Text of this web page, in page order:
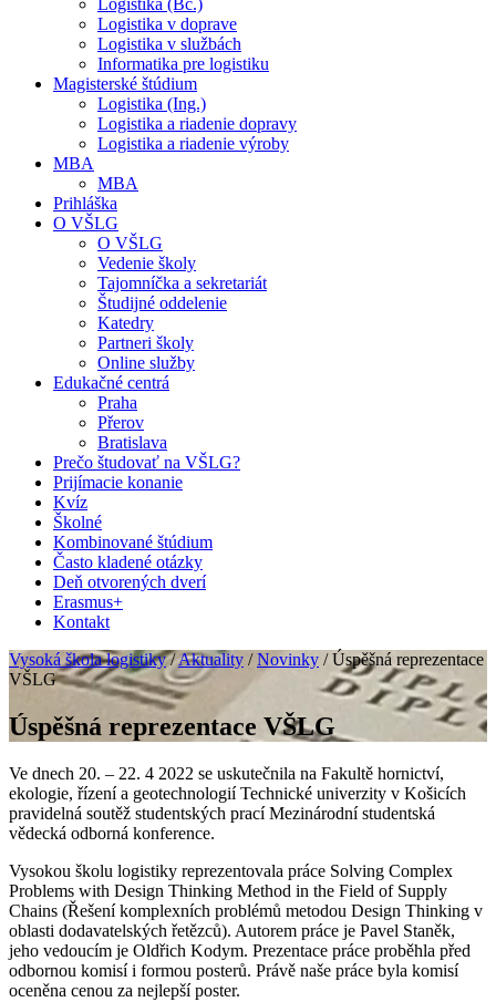
Logistika (Bc.)
Logistika v doprave
Logistika v službách
Informatika pre logistiku
Magisterské štúdium
Logistika (Ing.)
Logistika a riadenie dopravy
Logistika a riadenie výroby
MBA
MBA
Prihláška
O VŠLG
O VŠLG
Vedenie školy
Tajomníčka a sekretariát
Študijné oddelenie
Katedry
Partneri školy
Online služby
Edukačné centrá
Praha
Přerov
Bratislava
Prečo študovať na VŠLG?
Prijímacie konanie
Kvíz
Školné
Kombinované štúdium
Často kladené otázky
Deň otvorených dverí
Erasmus+
Kontakt
Vysoká škola logistiky/Aktuality /Novinky /Úspěšná reprezentace
VŠLG
Úspěšná reprezentace VŠLG
Ve dnech 20. – 22. 4 2022 se uskutečnila na Fakultě hornictví,
ekologie, řízení a geotechnologií Technické univerzity v Košicích
pravidelná soutěž studentských prací Mezinárodní studentská
vědecká odborná konference.
Vysokou školu logistiky reprezentovala práce Solving Complex
Problems with Design Thinking Method in the Field of Supply
Chains (Řešení komplexních problémů metodou Design Thinking v
oblasti dodavatelských řetězců). Autorem práce je Pavel Staněk,
jeho vedoucím je Oldřich Kodym. Prezentace práce proběhla před
odbornou komisí i formou posterů. Právě naše práce byla komisí
oceněna cenou za nejlepší poster.